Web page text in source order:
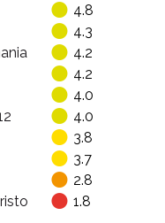
4.8
4.3
4.2
4.2
4.0
4.0
3.8
3.7
2.8
1.8